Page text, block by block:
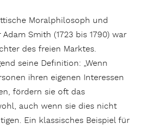
Moralphilosoph und
Smith (1723 bis 1790) war
des freien Marktes.
seine Definition: „Wenn
ihren eigenen Interessen
fördern sie oft das
auch wenn sie dies nicht
Ein klassisches Beispiel für